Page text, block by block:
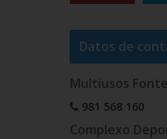
Datos de
Multiusos
981 568 160
Complexo